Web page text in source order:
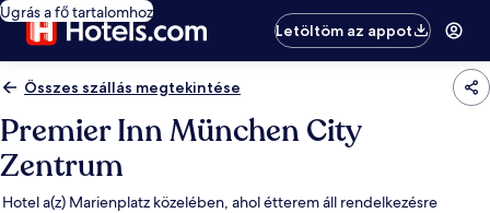
Ugrás a fő tartalomhoz
Letöltöm az appot
Összes szállás megtekintése
Premier Inn München City
Zentrum
Hotel a(z) Marienplatz közelében, ahol étterem áll rendelkezésre